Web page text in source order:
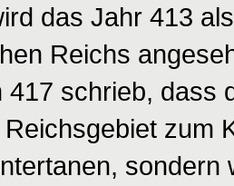
das Jahr 413
Reichs
417 schrieb, dass
zum